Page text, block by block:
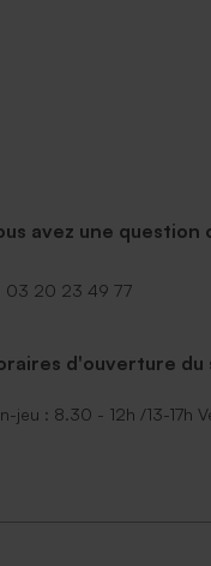
avez une question
03 20 23 49 77
d'ouverture
jeu : 8.30 - 12h /13-17h